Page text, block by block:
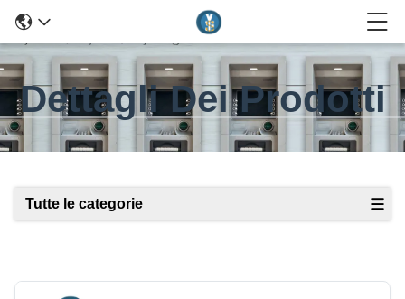
Dettagli Dei Prodotti
Tutte le categorie